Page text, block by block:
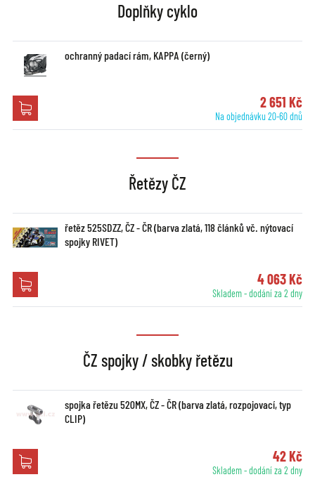
Doplňky cyklo
ochranný padací rám, KAPPA (černý)
2 651 Kč
Na objednávku 20-60 dnů
Řetězy ČZ
řetěz 525SDZZ, ČZ - ČR (barva zlatá, 118 článků vč. nýtovací
spojky RIVET)
4 063 Kč
Skladem - dodání za 2 dny
ČZ spojky / skobky řetězu
spojka řetězu 520MX, ČZ - ČR (barva zlatá, rozpojovací, typ
CLIP)
42 Kč
Skladem - dodání za 2 dny